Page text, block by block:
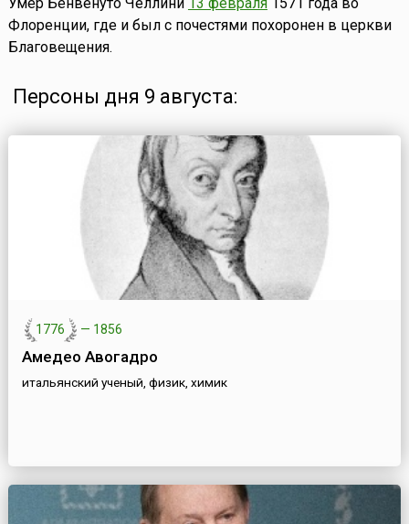
Флоренции, где и был с почестями похоронен в церкви
Благовещения.
Персоны дня 9 августа:
1776 — 1856
Амедео Авогадро
итальянский ученый, физик, химик